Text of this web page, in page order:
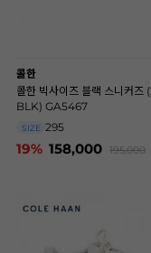
콜한
콜한 빅사이즈 블랙 스니커즈
BLK) GA5467
SIZE 295
19% 158,000 195,000